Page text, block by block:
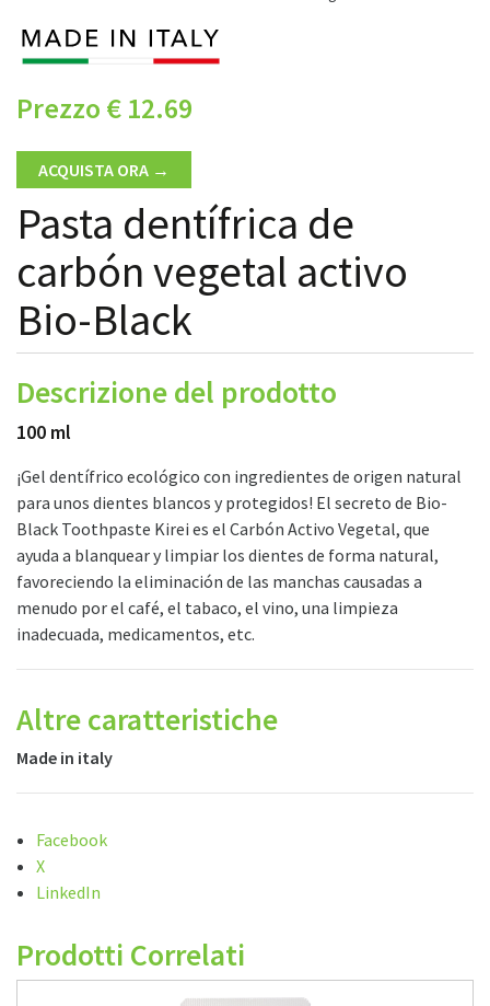
Prezzo € 12.69
ACQUISTA ORA →
Pasta dentífrica de
carbón vegetal activo
Bio-Black
Descrizione del prodotto
100 ml
¡Gel dentífrico ecológico con ingredientes de origen natural
para unos dientes blancos y protegidos! El secreto de Bio-
Black Toothpaste Kirei es el Carbón Activo Vegetal, que
ayuda a blanquear y limpiar los dientes de forma natural,
favoreciendo la eliminación de las manchas causadas a
menudo por el café, el tabaco, el vino, una limpieza
inadecuada, medicamentos, etc.
Altre caratteristiche
Made in italy
Compartir
la
entrada
dentífrica
de
Facebook
X
LinkedIn
Prodotti Correlati